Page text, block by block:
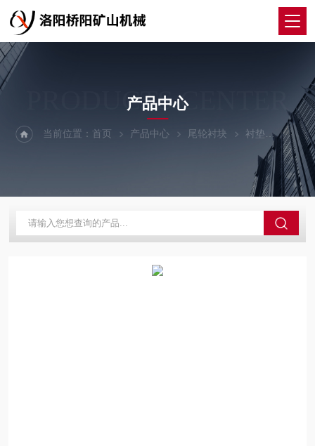
PRODUCTS CENTER
产品中心
当前位置：首页 产品中心 尾轮衬块 衬垫 索道